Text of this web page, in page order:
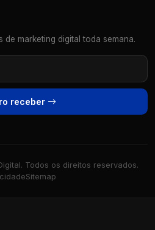
de marketing digital toda semana.
receber
Todos os direitos reservados.
Sitemap